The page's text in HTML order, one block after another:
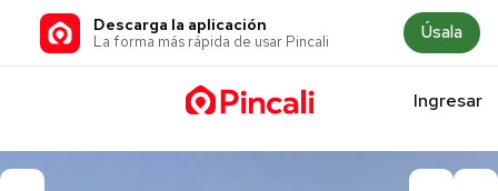
Descarga la aplicación
La forma más rápida de usar Pincali Úsala
Ingresar